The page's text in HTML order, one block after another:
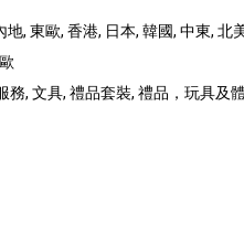
, 東歐, 香港, 日本, 韓國, 中東, 北
務, 文具, 禮品套裝, 禮品，玩具及